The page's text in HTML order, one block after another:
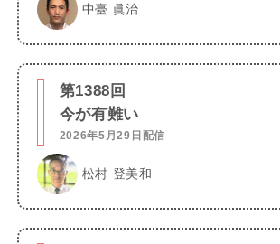
中臺 眞治
第1388回
今が有難い
2026年5月29日配信
松村 登美和